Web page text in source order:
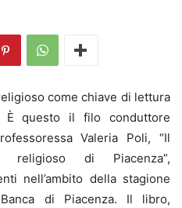
come chiave di lettura
È questo il filo conduttore
Valeria Poli, “Il
religioso di Piacenza”,
nell’ambito della stagione
di Piacenza. Il libro,